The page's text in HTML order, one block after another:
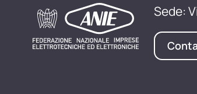
Sede: